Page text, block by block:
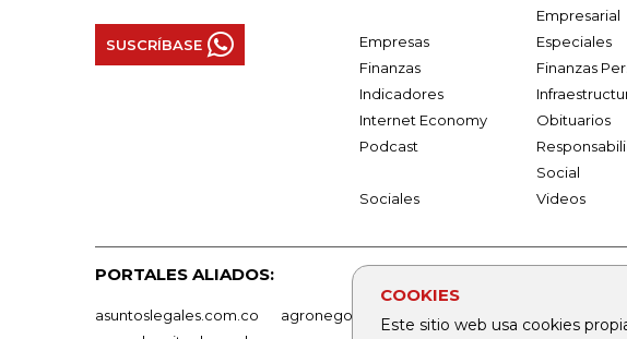
COOKIES
Este sitio web usa cookies
SUSCRÍBASE
Empresarial
Empresas Especiales
Finanzas
Finanzas
Indicadores
Internet Economy
Obituarios
Podcast
Social
Sociales Videos
PORTALES ALIADOS:
asuntoslegales.com.co agronegocios.co empresas.larepublica.co